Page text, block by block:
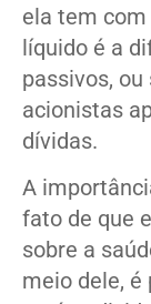
ela tem
líquido é a
passivos,
acionistas
dívidas.
A
fato de que
sobre a
meio dele, é